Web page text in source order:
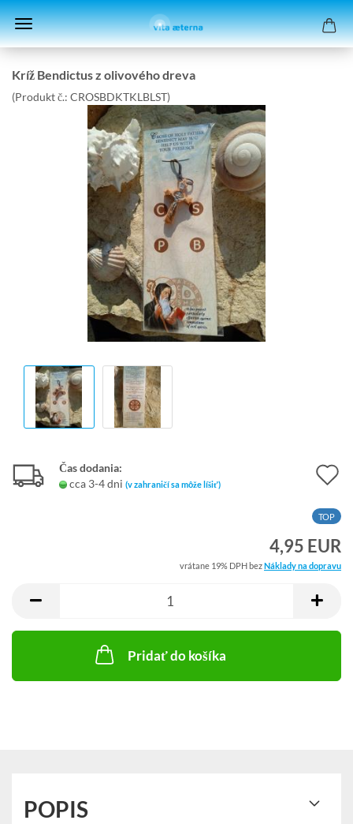
Kríž Ben­dic­tus z oli­vo­vé­ho dreva
(Pro­dukt č.: CROSBDKT­KL­BLST)
Čas dodania:
cca 3-4 dni (v zahraničí sa môže líšiť)
TOP
4,95 EUR
vrátane 19% DPH bezNáklady na dopravu
Pridať do košíka
POPIS